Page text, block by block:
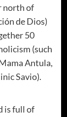
north of
de Dios)
50
(such
Antula,
Savio).
is full of